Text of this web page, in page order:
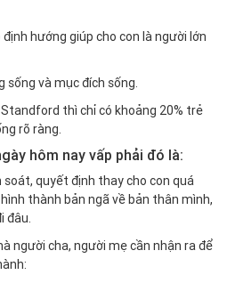
hướng giúp cho con là người lớn
sống và mục đích sống.
thì chỉ có khoảng 20% trẻ
rõ ràng.
hôm nay vấp phải đó là:
soát, quyết định thay cho con quá
thành bản ngã về bản thân mình,
đâu.
người cha, người mẹ cần nhận ra để